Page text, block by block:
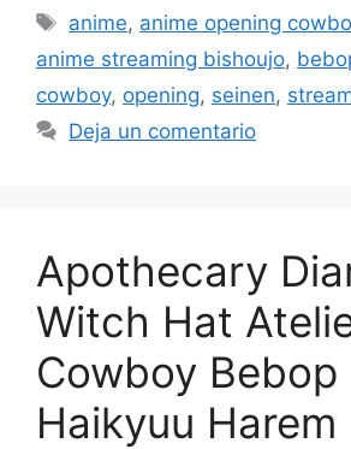
Etiquetas
anime, anime opening
anime streaming bishoujo,
cowboy, opening, seinen,
Deja un comentario
Apothecary
Witch Hat
Cowboy Bebop
Haikyuu Harem